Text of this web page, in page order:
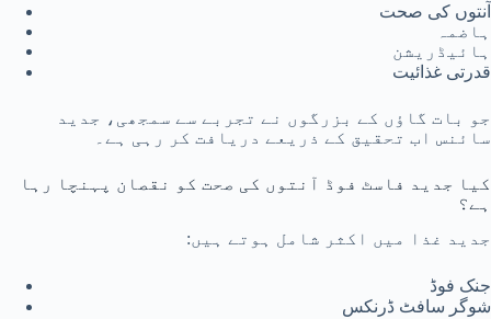
آنتوں کی صحت
ہاضمہ
ہائیڈریشن
قدرتی غذائیت
جو بات گاؤں کے بزرگوں نے تجربے سے سمجھی، جدید
سائنس اب تحقیق کے ذریعے دریافت کر رہی ہے۔
کیا جدید فاسٹ فوڈ آنتوں کی صحت کو نقصان پہنچا رہا
ہے؟
جدید غذا میں اکثر شامل ہوتے ہیں:
جنک فوڈ
شوگر سافٹ ڈرنکس